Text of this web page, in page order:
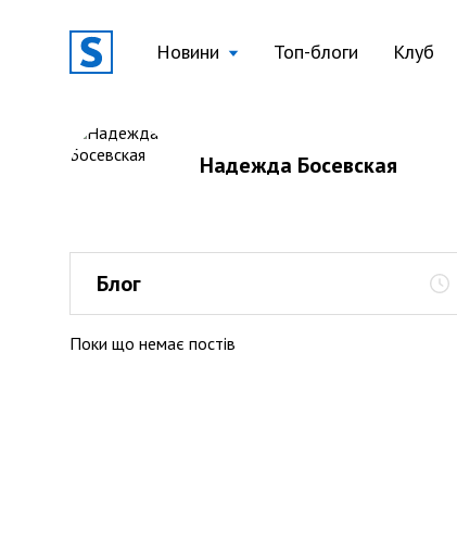
Новини Топ-блоги Клуб
Надежда Босевская
Блог
Поки що немає постів